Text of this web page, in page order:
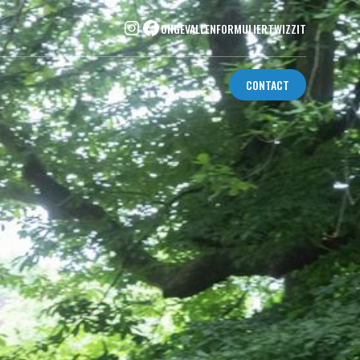
ONGEVALLENFORMULIERTWIZZIT
CONTACT